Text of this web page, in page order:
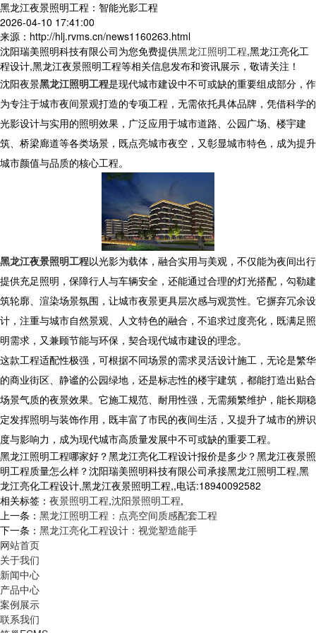
黑龙江夜景照明工程：智能光影工程
2026-04-10 17:41:00
来源：http://hlj.rvms.cn/news1160263.html
沈阳瑞美照明科技有限公司为您免费提供黑龙江照明工程,黑龙江亮化工
程设计,黑龙江夜景照明工程等相关信息发布和资讯展示，敬请关注！
沈阳夜景黑龙江照明工程是现代城市建设中不可或缺的重要组成部分，作
为专注于城市夜间景观打造的专项工程，无需依托具体品牌，凭借科学的
光影设计与实用的照明效果，广泛应用于城市道路、公园广场、楼宇建
筑、桥梁廊道等各类场景，既点亮城市夜空，又彰显城市特色，成为提升
城市颜值与品质的核心工程。
黑龙江夜景照明工程以光影为载体，融合实用与美观，不仅能为夜间出行
提供充足照明，保障行人与车辆安全，还能通过合理的灯光搭配，勾勒建
筑轮廓、渲染场景氛围，让城市夜景更具层次感与观赏性。它摒弃冗余设
计，注重与城市自然景观、人文特色的融合，不追求过度亮化，既满足照
明需求，又兼顾节能与环保，契合现代城市建设的理念。
这款工程适配性极强，可根据不同场景的需求灵活设计施工，无论是繁华
的商业街区、静谧的公园绿地，还是标志性的楼宇建筑，都能打造出贴合
场景气质的夜景效果。它施工规范、耐用性强，无需频繁维护，能长期稳
定发挥照明与装饰作用，既丰富了市民的夜间生活，又提升了城市的辨识
度与影响力，成为现代城市高质量发展中不可或缺的重要工程。
黑龙江照明工程哪家好？黑龙江亮化工程设计报价是多少？黑龙江夜景照
明工程质量怎么样？沈阳瑞美照明科技有限公司承接黑龙江照明工程,黑
龙江亮化工程设计,黑龙江夜景照明工程,,电话:18940092582
相关标签： 夜景照明工程,沈阳景照明工程,
上一条： 黑龙江照明工程：点亮空间质感配套工程
下一条： 黑龙江亮化工程设计：视觉塑造能手
网站首页
关于我们
新闻中心
产品中心
案例展示
联系我们